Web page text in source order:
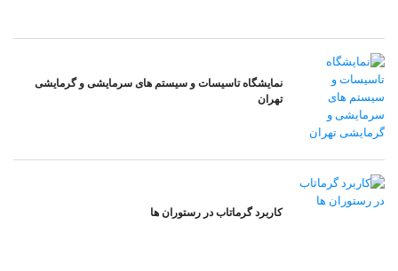
نمایشگاه تاسیسات و سیستم های سرمایشی و گرمایشی
تهران
کاربرد گرماتاب در رستوران ها